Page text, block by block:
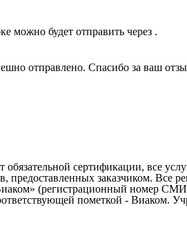
можно будет отправить через .
отправлено. Спасибо за ваш
сертификации, все
предоставленных заказчиком.
(регистрационный номер
пометкой - Виаком.